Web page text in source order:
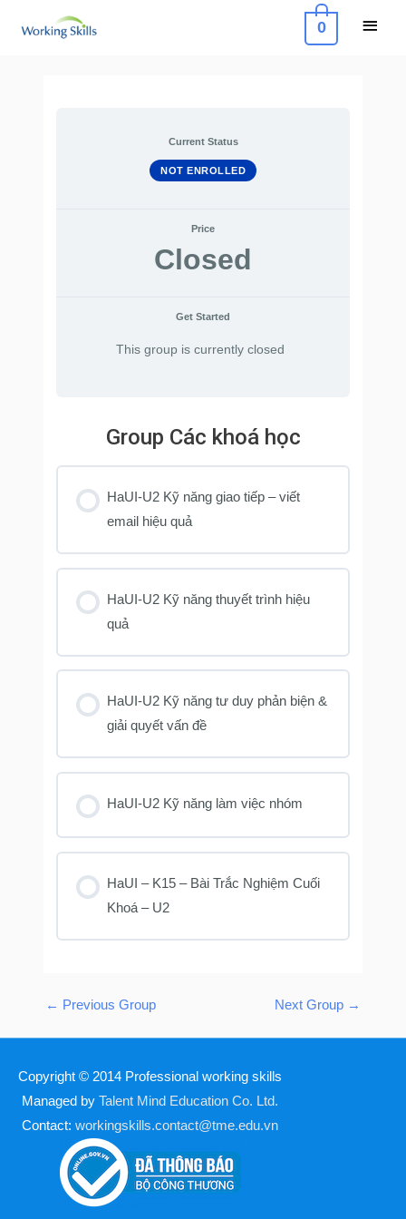
0
Current Status
NOT ENROLLED
Price
Closed
Get Started
This group is currently closed
Group Các khoá học
HaUI-U2 Kỹ năng giao tiếp – viết
email hiệu quả
0% COMPLETE 0/0 Steps
HaUI-U2 Kỹ năng thuyết trình hiệu
quả
0% COMPLETE 0/0 Steps
HaUI-U2 Kỹ năng tư duy phản biện &
giải quyết vấn đề
0% COMPLETE 0/0 Steps
HaUI-U2 Kỹ năng làm việc nhóm
0% COMPLETE
0/0 Steps
HaUI – K15 – Bài Trắc Nghiệm Cuối
Khoá – U2
← Previous Group Next Group →
Copyright © 2014 Professional working skills
Managed by Talent Mind Education Co. Ltd.
Contact: workingskills.contact@tme.edu.vn